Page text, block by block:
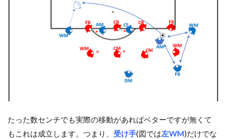
たった数センチでも実際の移動があればベターですが無くて
もこれは成立します。つまり、 受け手(図では左WM)だけでな